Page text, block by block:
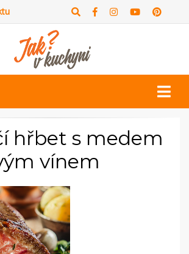
hřbet s medem
vínem